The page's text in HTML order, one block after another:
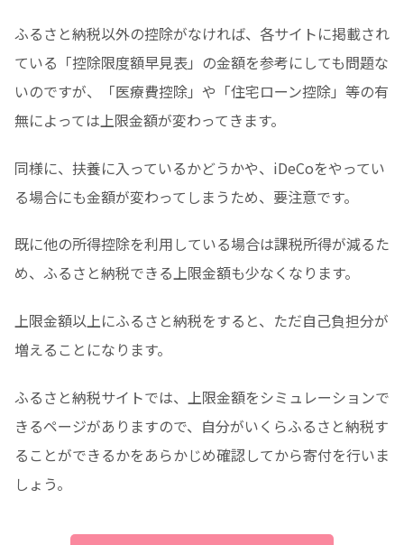
ふるさと納税以外の控除がなければ、各サイトに掲載され
ている「控除限度額早見表」の金額を参考にしても問題な
いのですが、「医療費控除」や「住宅ローン控除」等の有
無によっては上限金額が変わってきます。
同様に、扶養に入っているかどうかや、iDeCoをやってい
る場合にも金額が変わってしまうため、要注意です。
既に他の所得控除を利用している場合は課税所得が減るた
め、ふるさと納税できる上限金額も少なくなります。
上限金額以上にふるさと納税をすると、ただ自己負担分が
増えることになります。
ふるさと納税サイトでは、上限金額をシミュレーションで
きるページがありますので、自分がいくらふるさと納税す
ることができるかをあらかじめ確認してから寄付を行いま
しょう。